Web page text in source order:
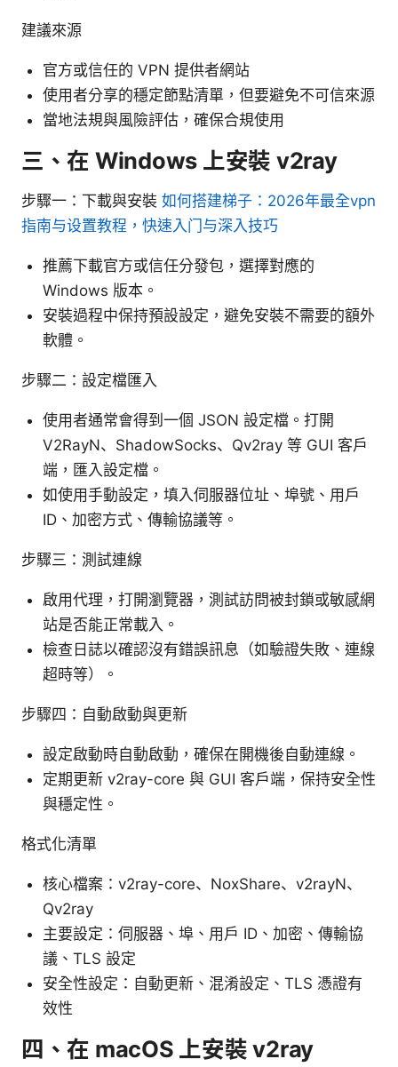
建議來源
官方或信任的 VPN 提供者網站
使用者分享的穩定節點清單，但要避免不可信來源
當地法規與風險評估，確保合規使用
三、在 Windows 上安裝 v2ray
步驟一：下載與安裝 如何搭建梯子：2026年最全vpn
指南与设置教程，快速入门与深入技巧
推薦下載官方或信任分發包，選擇對應的
Windows 版本。
安裝過程中保持預設設定，避免安裝不需要的額外
軟體。
步驟二：設定檔匯入
使用者通常會得到一個 JSON 設定檔。打開
V2RayN、ShadowSocks、Qv2ray 等 GUI 客戶
端，匯入設定檔。
如使用手動設定，填入伺服器位址、埠號、用戶
ID、加密方式、傳輸協議等。
步驟三：測試連線
啟用代理，打開瀏覽器，測試訪問被封鎖或敏感網
站是否能正常載入。
檢查日誌以確認沒有錯誤訊息（如驗證失敗、連線
超時等）。
步驟四：自動啟動與更新
設定啟動時自動啟動，確保在開機後自動連線。
定期更新 v2ray-core 與 GUI 客戶端，保持安全性
與穩定性。
格式化清單
核心檔案：v2ray-core、NoxShare、v2rayN、
Qv2ray
主要設定：伺服器、埠、用戶 ID、加密、傳輸協
議、TLS 設定
安全性設定：自動更新、混淆設定、TLS 憑證有
效性
四、在 macOS 上安裝 v2ray